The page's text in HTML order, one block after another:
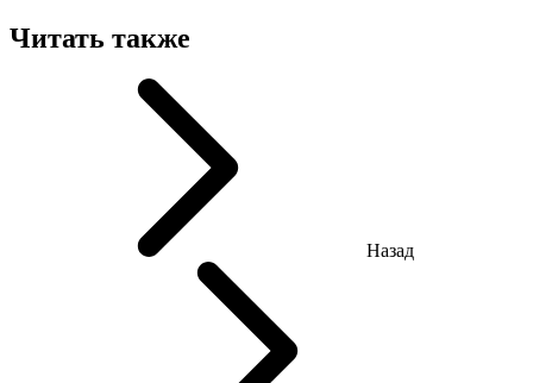
Читать также
Назад